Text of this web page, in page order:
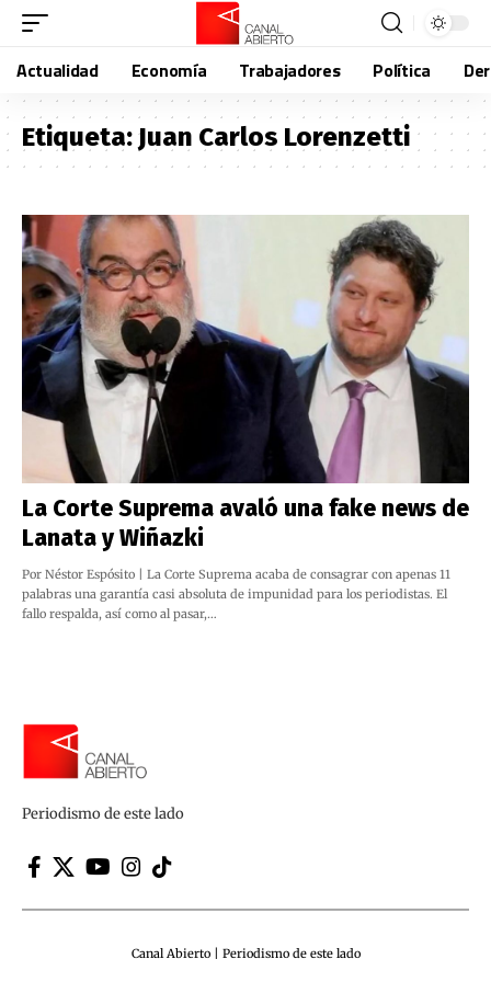
Actualidad Economía Trabajadores Política
Etiqueta:Juan Carlos Lorenzetti
La Corte Suprema avaló una fake news de
Lanata y Wiñazki
Por Néstor Espósito | La Corte Suprema acaba de consagrar con apenas 11
palabras una garantía casi absoluta de impunidad para los periodistas. El
fallo respalda, así como al pasar,…
Periodismo de este lado
Canal Abierto | Periodismo de este lado